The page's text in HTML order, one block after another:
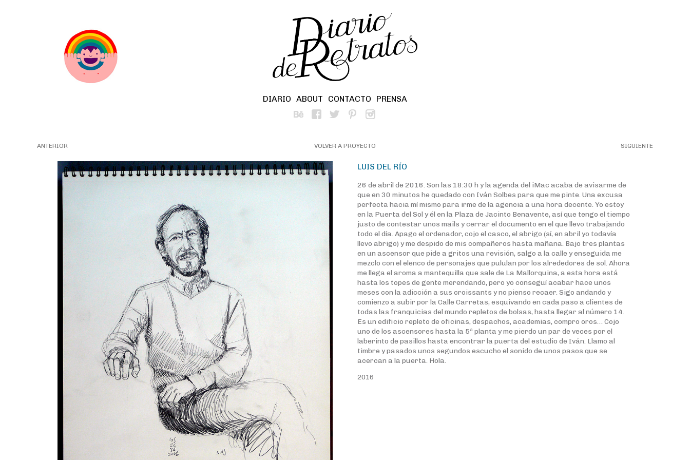
DIARIO ABOUT CONTACTO PRENSA
ANTERIOR VOLVER A PROYECTO SIGUIENTE
LUIS DEL RÍO
26 de abril de 2016. Son las 18:30 h y la agenda del iMac acaba de avisarme de
que en 30 minutos he quedado con Iván Solbes para que me pinte. Una excusa
perfecta hacia mí mismo para irme de la agencia a una hora decente. Yo estoy
en la Puerta del Sol y él en la Plaza de Jacinto Benavente, así que tengo el tiempo
justo de contestar unos mails y cerrar el documento en el que llevo trabajando
todo el día. Apago el ordenador, cojo el casco, el abrigo (sí, en abril yo todavía
llevo abrigo) y me despido de mis compañeros hasta mañana. Bajo tres plantas
en un ascensor que pide a gritos una revisión, salgo a la calle y enseguida me
mezclo con el elenco de personajes que pululan por los alrededores de sol. Ahora
me llega el aroma a mantequilla que sale de La Mallorquina, a esta hora está
hasta los topes de gente merendando, pero yo conseguí acabar hace unos
meses con la adicción a sus croissants y no pienso recaer. Sigo andando y
comienzo a subir por la Calle Carretas, esquivando en cada paso a clientes de
todas las franquicias del mundo repletos de bolsas, hasta llegar al número 14.
Es un edificio repleto de oficinas, despachos, academias, compro oros… Cojo
uno de los ascensores hasta la 5ª planta y me pierdo un par de veces por el
laberinto de pasillos hasta encontrar la puerta del estudio de Iván. Llamo al
timbre y pasados unos segundos escucho el sonido de unos pasos que se
acercan a la puerta. Hola.
2016